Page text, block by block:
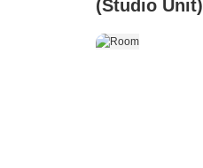
(Studio Unit)